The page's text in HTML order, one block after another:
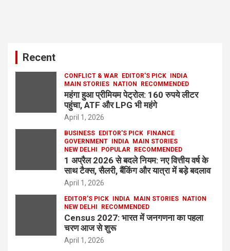
Recent
CONFLICT & WAR EDITOR'S PICK
INDIA
MAIN STORIES
NATION RECOMMENDED
महंगा हुआ प्रीमियम पेट्रोल: 160 रुपये लीटर
पहुंचा, ATF और LPG भी महंगे
April 1, 2026
BUSINESS EDITOR'S PICK
FINANCE
GOVERNMENT
INDIA
MAIN STORIES
NEW DELHI
POPULAR RECOMMENDED
1 अप्रैल 2026 से बदले नियम: नए वित्तीय वर्ष के
साथ टैक्स, सैलरी, बैंकिंग और यात्रा में बड़े बदलाव
April 1, 2026
EDITOR'S PICK INDIA MAIN STORIES
NATION
NEW DELHI
RECOMMENDED
Census 2027: भारत में जनगणना का पहला
चरण आज से शुरू
April 1, 2026